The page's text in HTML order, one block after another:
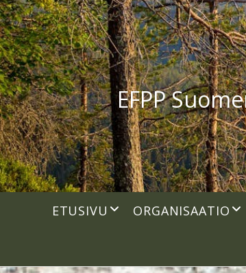
EFPP
ETUSIVU open
dropdown
ORGANISAATIO